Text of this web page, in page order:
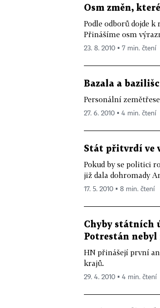
Osm změn,
Podle odborů dojde
Přinášíme osm
23. 8. 2010 ▪ 7 min. čtení
Bazala a
Personální
27. 6. 2010 ▪ 4 min. čtení
Stát přitvrdí ve
Pokud by se politici
již dala dohromady
17. 5. 2010 ▪ 8 min. čtení
Chyby státních
Potrestán nebyl
HN přinášejí první
krajů.
29. 4. 2010 ▪ 4 min. čtení